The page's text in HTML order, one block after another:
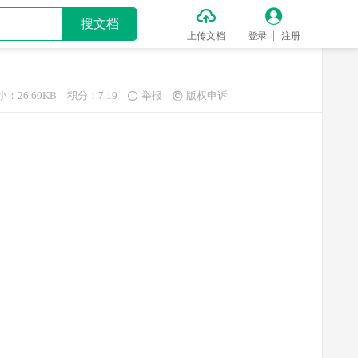
搜文档 
上传文档

登录 注册
：26.60KB 积分：7.19  举报  版权申诉